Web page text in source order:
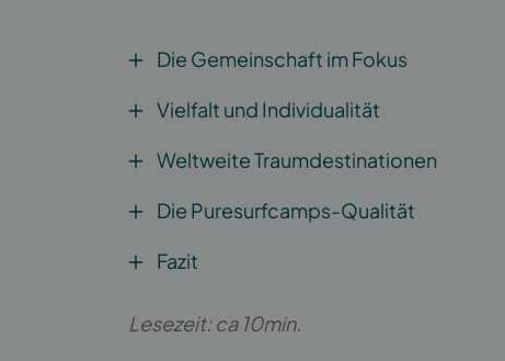
Die Gemeinschaft im Fokus
Vielfalt und Individualität
Weltweite Traumdestinationen
Die Puresurfcamps-Qualität
Fazit
Lesezeit: ca 10min.